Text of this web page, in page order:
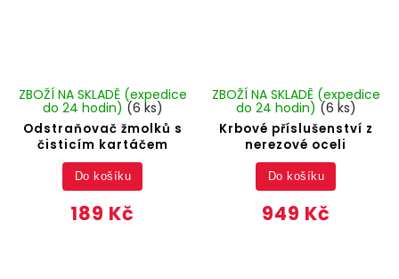
Odstraňovač žmolků s
čisticím kartáčem
ZBOŽÍ NA SKLADĚ (expedice
do 24 hodin) (6 ks)
189 Kč
Do košíku
Krbové příslušenství z
nerezové oceli
ZBOŽÍ NA SKLADĚ (expedice
do 24 hodin) (6 ks)
949 Kč
Do košíku